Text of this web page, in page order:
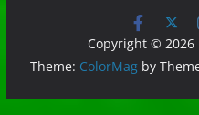
Copyright © 2026
Theme: ColorMagby